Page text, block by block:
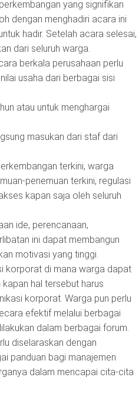
yang signifikan
dengan menghadiri acara ini
hadir. Setelah acara selesai,
dari seluruh warga.
berkala perusahaan perlu
usaha dari berbagai sisi
atau untuk menghargai
masukan dari staf dari
terkini, warga
penemuan terkini, regulasi
kapan saja oleh seluruh
ide, perencanaan,
ini dapat membangun
motivasi yang tinggi.
korporat di mana warga dapat
hal tersebut harus
korporat. Warga pun perlu
efektif melalui berbagai
dalam berbagai forum.
diselaraskan dengan
panduan bagi manajemen
dalam mencapai cita-cita